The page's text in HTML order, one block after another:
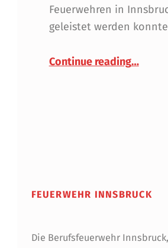
Feuerwehren in
geleistet werden
Continue reading…
FEUERWEHR INNSBRUCK
Die Berufsfeuerwehr